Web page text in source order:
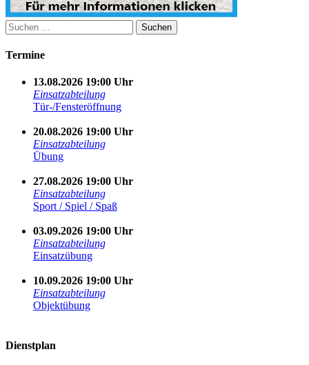
Suchen
nach:
Termine
13.08.2026 19:00 Uhr
Einsatzabteilung
Tür-/Fensteröffnung
20.08.2026 19:00 Uhr
Einsatzabteilung
Übung
27.08.2026 19:00 Uhr
Einsatzabteilung
Sport / Spiel / Spaß
03.09.2026 19:00 Uhr
Einsatzabteilung
Einsatzübung
10.09.2026 19:00 Uhr
Einsatzabteilung
Objektübung
Dienstplan